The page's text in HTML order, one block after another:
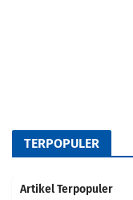
TERPOPULER
Artikel Terpopuler